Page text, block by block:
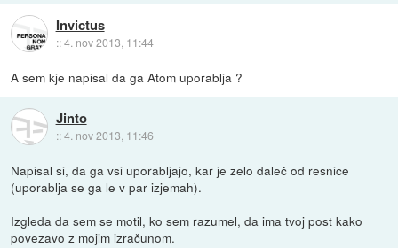
Invictus
::4. nov 2013, 11:44
A sem kje napisal da ga Atom uporablja ?
Jinto
::4. nov 2013, 11:46
Napisal si, da ga vsi uporabljajo, kar je zelo daleč od resnice
(uporablja se ga le v par izjemah).
Izgleda da sem se motil, ko sem razumel, da ima tvoj post kako
povezavo z mojim izračunom.